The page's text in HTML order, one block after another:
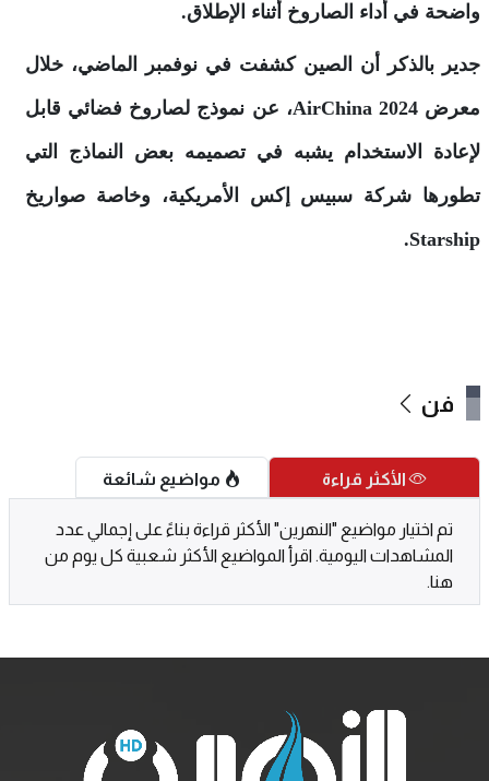
واضحة في أداء الصاروخ أثناء الإطلاق.
جدير بالذكر أن الصين كشفت في نوفمبر الماضي، خلال
معرض AirChina 2024، عن نموذج لصاروخ فضائي قابل
لإعادة الاستخدام يشبه في تصميمه بعض النماذج التي
تطورها شركة سبيس إكس الأمريكية، وخاصة صواريخ
Starship.
فن
الأكثر قراءة
تم اختيار مواضيع "النهرين" الأكثر قراءة بناءً على إجمالي عدد
المشاهدات اليومية. اقرأ المواضيع الأكثر شعبية كل يوم من
هنا.